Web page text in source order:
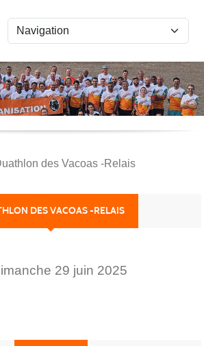
des Vacoas -Relais
DES VACOAS -RELAIS
29 juin 2025
cookies